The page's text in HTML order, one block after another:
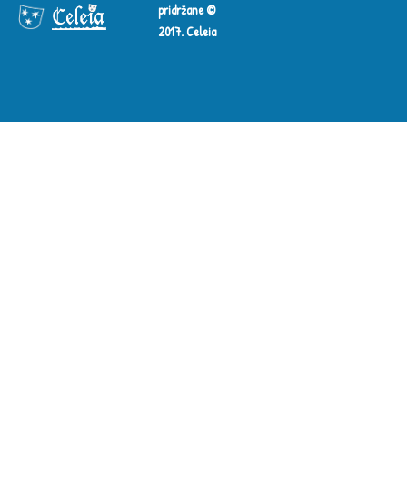
pridržane ©
2017. Celeia